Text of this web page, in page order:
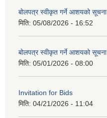
बोलपत्र स्वीकृत गर्ने आशयको सूचना
मिति: 05/08/2026 - 16:52
बोलपत्र स्वीकृत गर्ने आशयको सूचना
मिति: 05/01/2026 - 08:00
Invitation for Bids
मिति: 04/21/2026 - 11:04